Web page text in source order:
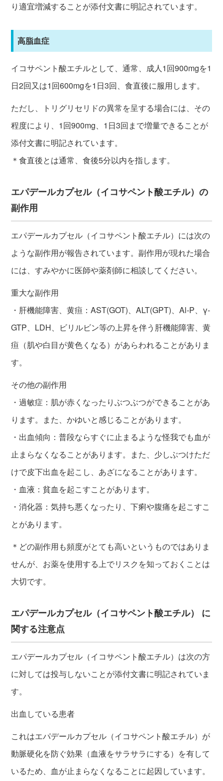
り適宜増減することが添付文書に明記されています。
高脂血症
イコサペント酸エチルとして、通常、成人1回900mgを1
日2回又は1回600mgを1日3回、食直後に服用します。
ただし、トリグリセリドの異常を呈する場合には、その
程度により、1回900mg、1日3回まで増量できることが
添付文書に明記されています。
＊食直後とは通常、食後5分以内を指します。
エパデールカプセル（イコサペント酸エチル）の
副作用
エパデールカプセル（イコサペント酸エチル）には次の
ような副作用が報告されています。副作用が現れた場合
には、すみやかに医師や薬剤師に相談してください。
重大な副作用
・肝機能障害、黄疸：AST(GOT)、ALT(GPT)、Al-P、γ-
GTP、LDH、ビリルビン等の上昇を伴う肝機能障害、黄
疸（肌や白目が黄色くなる）があらわれることがありま
す。
その他の副作用
・過敏症：肌が赤くなったりぶつぶつができることがあ
ります。また、かゆいと感じることがあります。
・出血傾向：普段ならすぐに止まるような怪我でも血が
止まらなくなることがあります。また、少しぶつけただ
けで皮下出血を起こし、あざになることがあります。
・血液：貧血を起こすことがあります。
・消化器：気持ち悪くなったり、下痢や腹痛を起こすこ
とがあります。
＊どの副作用も頻度がとても高いというものではありま
せんが、お薬を使用する上でリスクを知っておくことは
大切です。
エパデールカプセル（イコサペント酸エチル） に
関する注意点
エパデールカプセル（イコサペント酸エチル）は次の方
に対しては投与しないことが添付文書に明記されていま
す。
出血している患者
これはエパデールカプセル（イコサペント酸エチル）が
動脈硬化を防ぐ効果（血液をサラサラにする）を有して
いるため、血が止まらなくなることに起因しています。